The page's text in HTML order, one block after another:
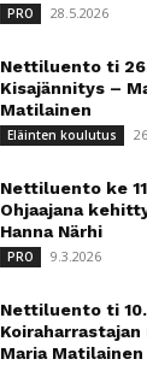
PRO 28.5.2026
Nettiluento ti
Kisajännitys –
Matilainen
Eläinten koulutus
Nettiluento ke
Ohjaajana
Hanna Närhi
PRO 9.3.2026
Nettiluento ti
Maria Matilainen